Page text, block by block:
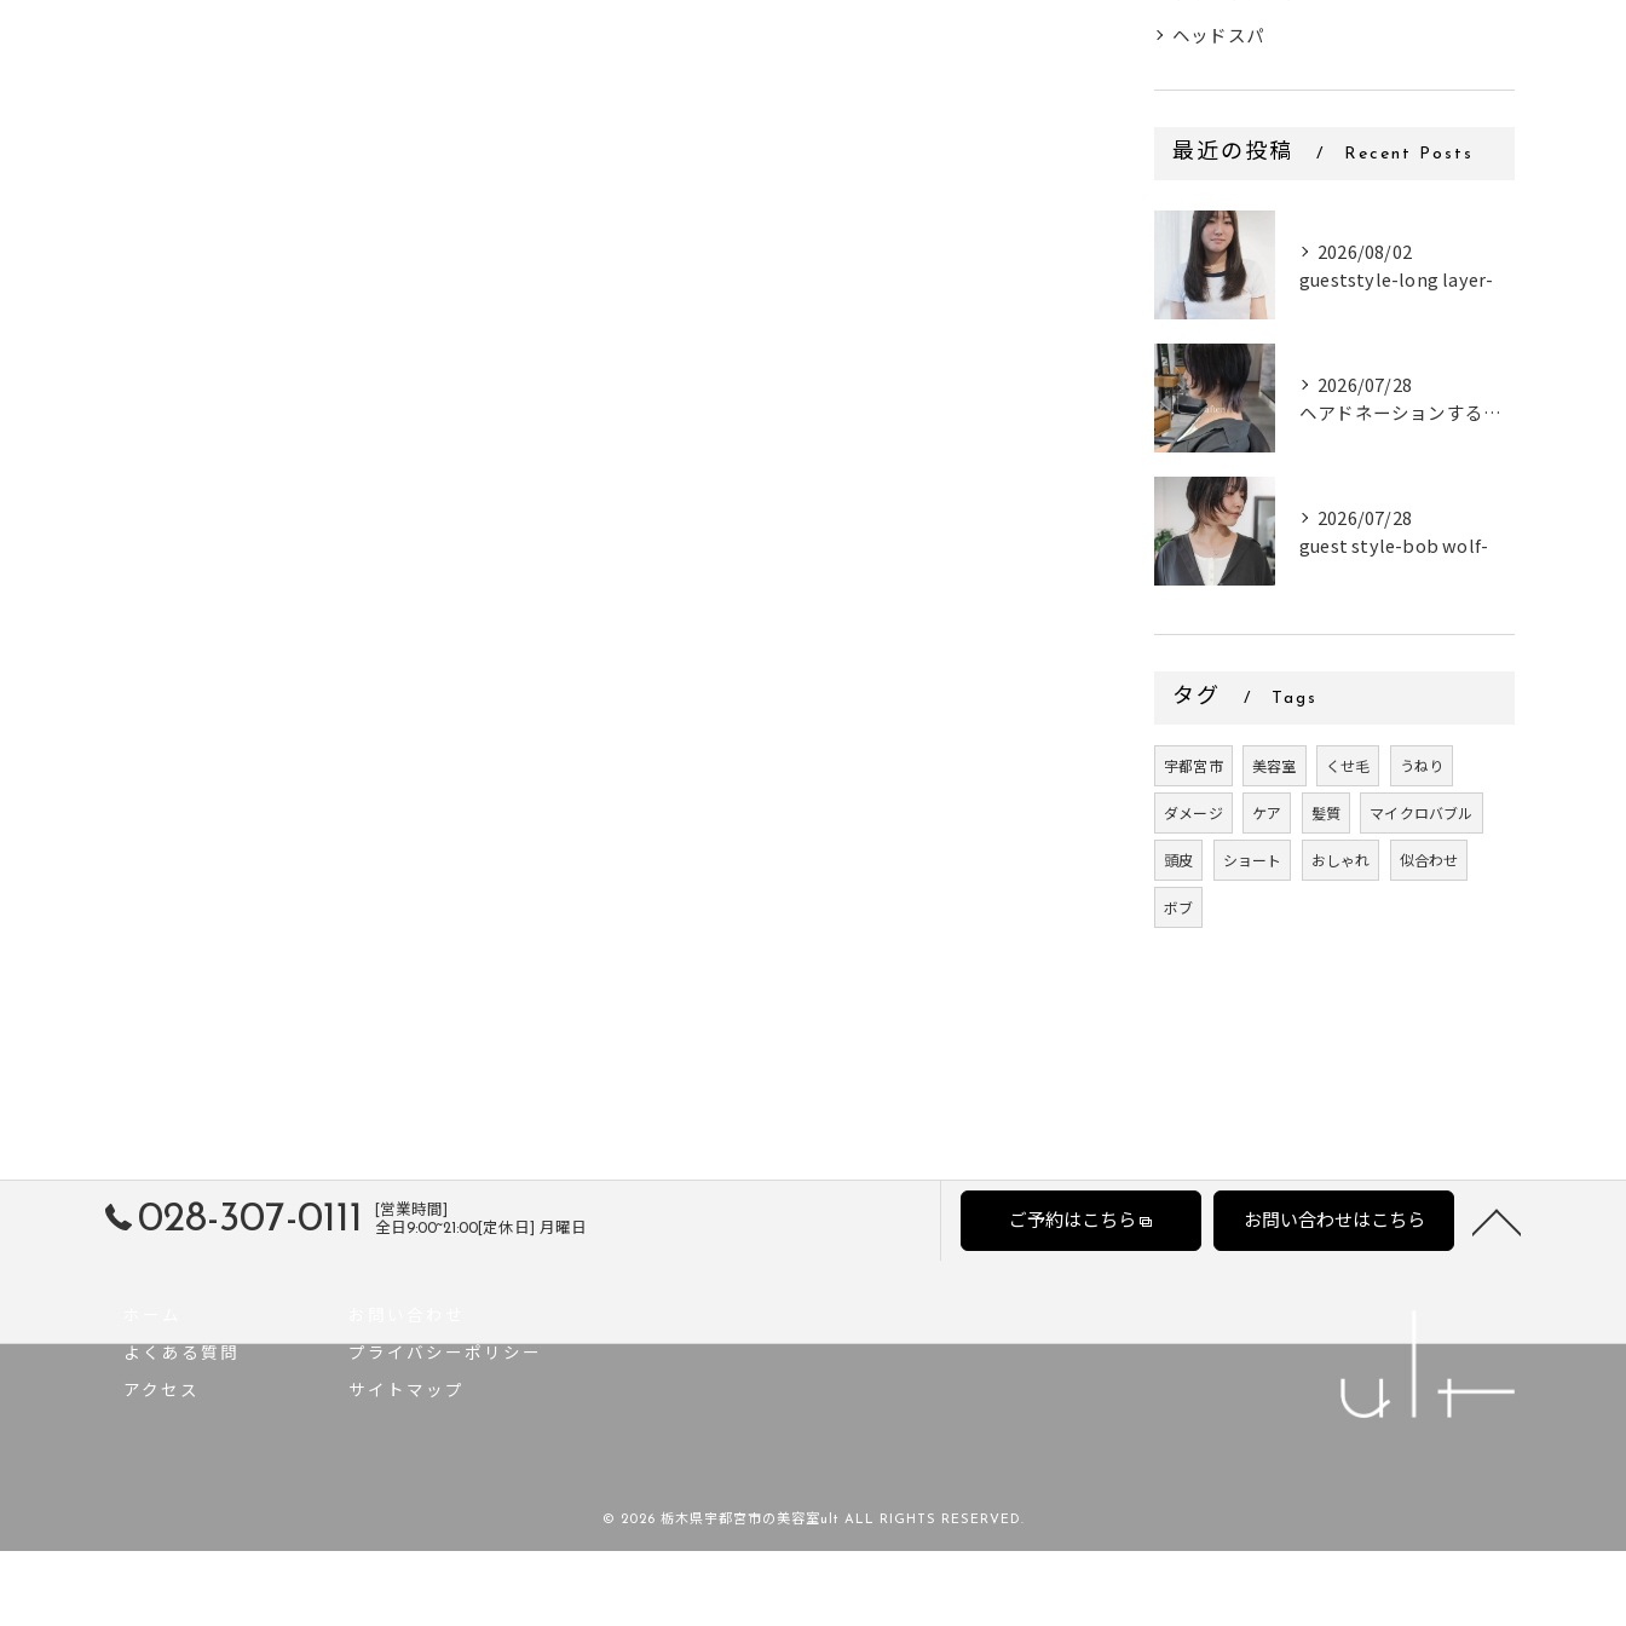
ヘッドスパ
最近の投稿 Recent Posts
2026/08/02
gueststyle-long layer-
2026/07/28
ヘアドネーションするお客様✂
2026/07/28
guest style-bob wolf-
タグ Tags
宇都宮市 美容室 くせ毛 うねり
ダメージ ケア 髪質 マイクロバブル
頭皮 ショート おしゃれ 似合わせ
ボブ
028-307-0111
[営業時間]
全日9:00~21:00[定休日] 月曜日
ご予約はこちら お問い合わせはこちら
よくある質問
アクセス
プライバシーポリシー
サイトマップ
© 2026 栃木県宇都宮市の美容室ult ALL RIGHTS RESERVED.